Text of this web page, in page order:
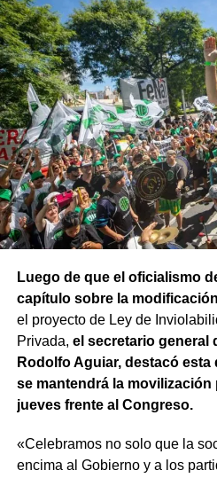
rechazo a la armonización de
Provinciales».
Luego de que el oficialismo
capítulo sobre la
el proyecto de Ley de
Privada, el secretario general
Rodolfo Aguiar, destacó
se mantendrá la movilización
jueves frente al Congreso.
«Celebramos no solo que la
encima al Gobierno y a los